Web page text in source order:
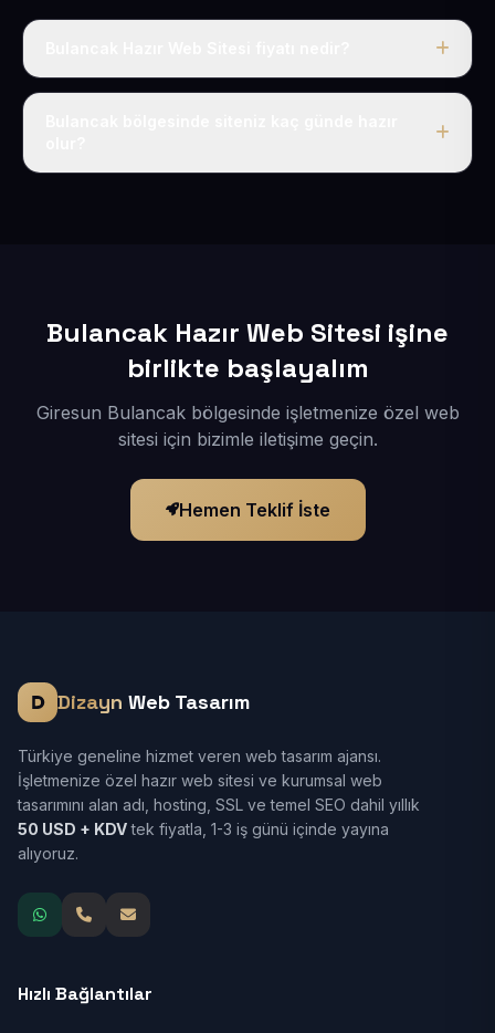
Tek fiyat uygulanır: yıllık 50 USD + KDV. Bu bedele alan
Bulancak Hazır Web Sitesi işine
birlikte başlayalım
Giresun Bulancak bölgesinde işletmenize özel web
sitesi için bizimle iletişime geçin.
Hemen Teklif İste
Dizayn Web Tasarım
Türkiye geneline hizmet veren web tasarım ajansı.
İşletmenize özel hazır web sitesi ve kurumsal web
tasarımını alan adı, hosting, SSL ve temel SEO dahil yıllık
50 USD + KDVtek fiyatla, 1-3 iş günü içinde yayına
alıyoruz.
Hızlı Bağlantılar